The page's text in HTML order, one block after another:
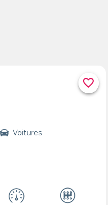
favorite_border
Voitures